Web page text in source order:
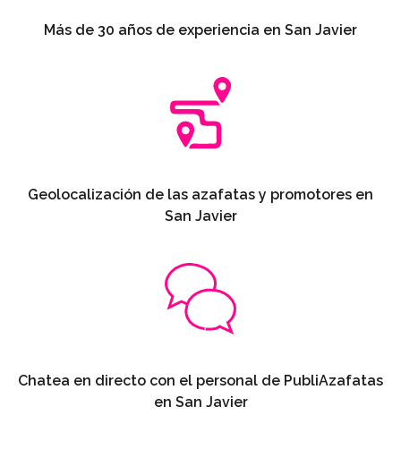
Más de 30 años de experiencia en San Javier
Geolocalización de las azafatas y promotores en
San Javier
Chatea en directo con el personal de PubliAzafatas
en San Javier